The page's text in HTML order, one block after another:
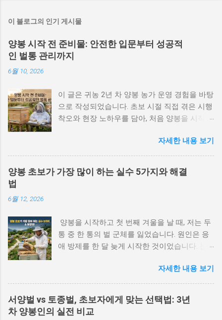
이 블로그의 인기 게시물
양봉 시작 전 준비물: 안전한 입문부터 성공적
인 벌통 관리까지
6월 10, 2026
이 글은 귀농 2년 차 양봉 농가 운영 경험을 바탕
으로 작성되었습니다. 초보 시절 직접 겪은 시행
착오와 현장 노하우를 담아, 처음 양봉을 시작하
했습니다. 귀농·귀촌 인구가 꾸준히 늘어나면서
자연 친화적인 취미로 양봉에 관심을 갖는 분들
이 많아졌습니다. 실제로 농촌진흥청 자료에 따
르면 국내 취미·부업 양봉 가구는 최근 5년 사이
모로도 시작할 수 있다는 점이 입문자들을 끌어
들이는 이유입니다. 하지만 양봉은 '벌통 하나
사다 놓으면 되겠지'라는 생각으로 덤볐다가 크
시작했을 때 보호복 없이 벌통을 열었다가 한 번
에 20군데 이상 쏘인 경험이 있습니다. 그 이후
로 준비물의 중요성을 뼈저리게 느꼈습니다. 이
글에서는 양봉 입문자가 반드시 갖춰야 할 준비
자세한 내용 보기
양봉 초보가 가장 많이 하는 실수 5가지와 해결
법
6월 12, 2026
양봉을 시작하고 첫 번째 겨울을 날 때, 저는 두
통 중 한 통의 벌 군체를 잃었습니다. 원인은 응
애 방제를 한 달 늦게 시작한 것이었습니다. 눈
에서 이미 소비 뒷면에 응애가 가득했고 벌 수는
절반 이하로 줄어 있었습니다. 3년 차가 된 지금
도 그 실수가 선명합니다. 양봉을 시작하는 사람
들이 비슷한 시행착오를 겪는 이유는 단순합니
다. 벌의 생태보다 장비와 수확에 먼저 눈이 가
자세한 내용 보기
서양벌 vs 토종벌, 초보자에게 맞는 선택법: 3년
차 양봉인의 실전 비교